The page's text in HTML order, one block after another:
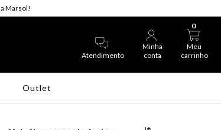
Marsol!
Atendimento
Minha
conta
Meu
carrinho
0
Outlet